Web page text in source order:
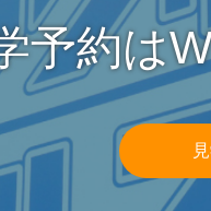
予約は